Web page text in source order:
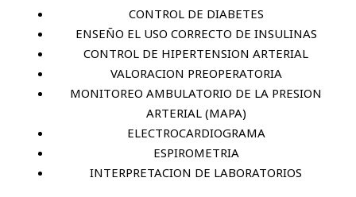
CONTROL DE DIABETES
ENSEÑO EL USO CORRECTO DE INSULINAS
CONTROL DE HIPERTENSION ARTERIAL
VALORACION PREOPERATORIA
MONITOREO AMBULATORIO DE LA PRESION
ARTERIAL (MAPA)
ELECTROCARDIOGRAMA
ESPIROMETRIA
INTERPRETACION DE LABORATORIOS